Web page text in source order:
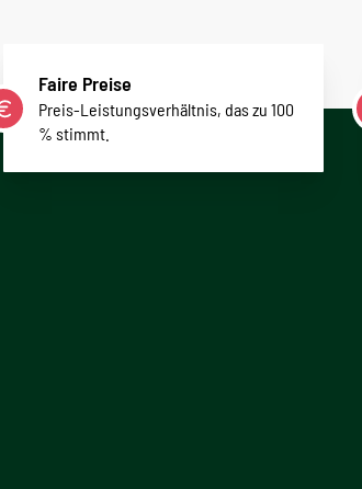
Faire Preise
Preis-Leistungsverhältnis, das zu 100
% stimmt.